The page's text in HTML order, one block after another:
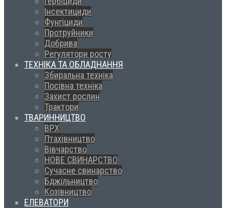
Інсектициди
Фунгіциди
Протруйники
Добрива
Регулятори росту
ТЕХНІКА ТА ОБЛАДНАННЯ
Збиральна техніка
Посівна техніка
Захист рослин
Трактори
ТВАРИННИЦТВО
ВРХ
Птахівництво
Вівчарство
НОВЕ СВИНАРСТВО
Сучасне свинарство
Бджільництво
Козівництво
ЕЛЕВАТОРИ